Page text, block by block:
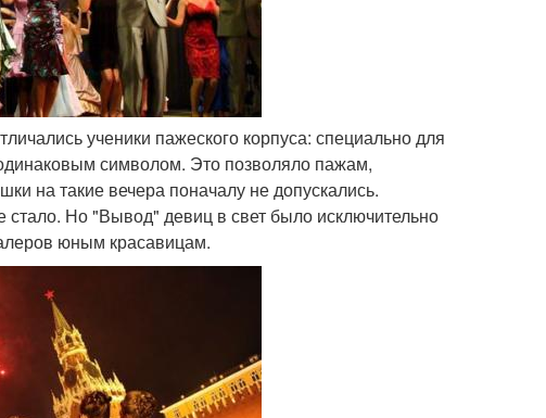
ученики пажеского корпуса: специально для
символом. Это позволяло пажам,
на такие вечера поначалу не допускались.
Но "Вывод" девиц в свет было исключительно
юным красавицам.